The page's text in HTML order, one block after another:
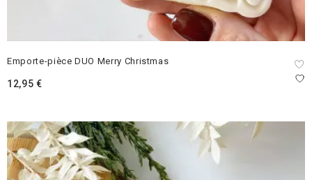
Emporte-pièce DUO Merry Christmas
12,95 €